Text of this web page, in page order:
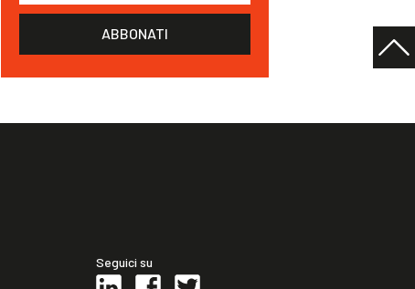
ABBONATI
Seguici su